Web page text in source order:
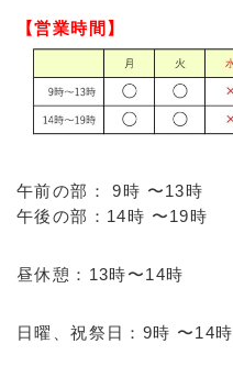
【営業時間】
午前の部： 9時 〜13時
午後の部：14時 〜19時
昼休憩：13時〜14時
日曜、祝祭日：9時 〜14時